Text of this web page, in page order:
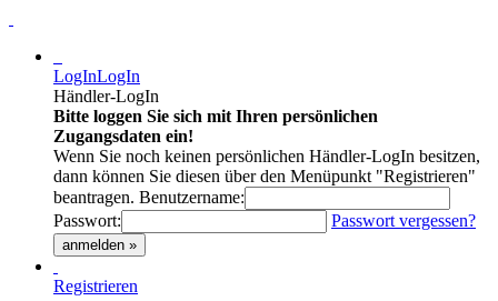
LogInLogIn
Händler-LogIn
Bitte loggen Sie sich mit Ihren persönlichen
Zugangsdaten ein!
Wenn Sie noch keinen persönlichen Händler-LogIn besitzen,
dann können Sie diesen über den Menüpunkt "Registrieren"
beantragen. Benutzername:
Passwort:
Passwort vergessen?
anmelden »
Registrieren